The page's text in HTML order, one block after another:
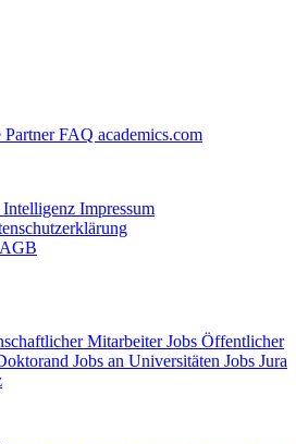
PartnerFAQ academics.com
Impressum
MitarbeiterJobs Öffentlicher
Jobs an Universitäten Jobs Jura